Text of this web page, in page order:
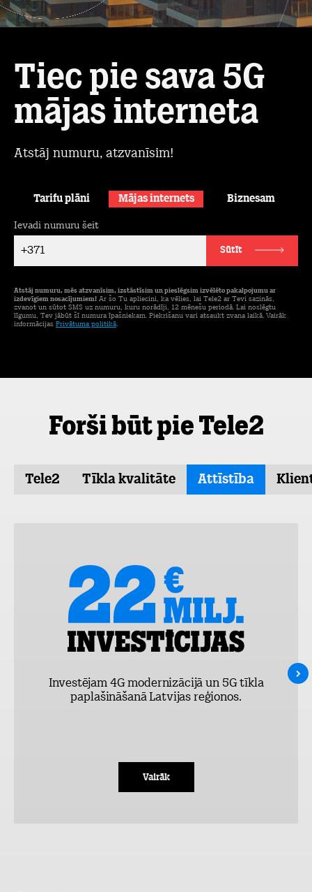
Tiec pie sava 5G
mājas interneta
Atstāj numuru, atzvanīsim!
Tarifu plāni Mājas internets Biznesam
+371
Ievadi numuru šeit
Sūtīt
Atstāj numuru, mēs atzvanīsim, izstāstīsim un pieslēgsim izvēlēto pakalpojumu ar
izdevīgiem nosacījumiem! Ar šo Tu apliecini, ka vēlies, lai Tele2 ar Tevi sazinās,
zvanot un sūtot SMS uz numuru, kuru norādīji, 12 mēnešu periodā. Lai noslēgtu
līgumu, Tev jābūt šī numura īpašniekam. Piekrišanu vari atsaukt zvana laikā. Vairāk
informācijas Privātuma politikā.
Forši būt pie Tele2
Tele2 Tīkla kvalitāte Attīstība
Investējam 4G modernizācijā un 5G tīkla
paplašināšanā Latvijas reģionos.
Vairāk